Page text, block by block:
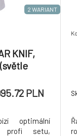
2 WARIANT
KNIF,
PLN
optimální
profi setu,